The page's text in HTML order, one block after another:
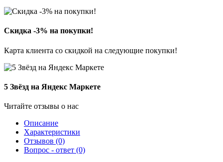
Скидка -3% на покупки!
Карта клиента со скидкой на следующие покупки!
5 Звёзд на Яндекс Маркете
Читайте отзывы о нас
Описание
Характеристики
Отзывов (0)
Вопрос - ответ (0)